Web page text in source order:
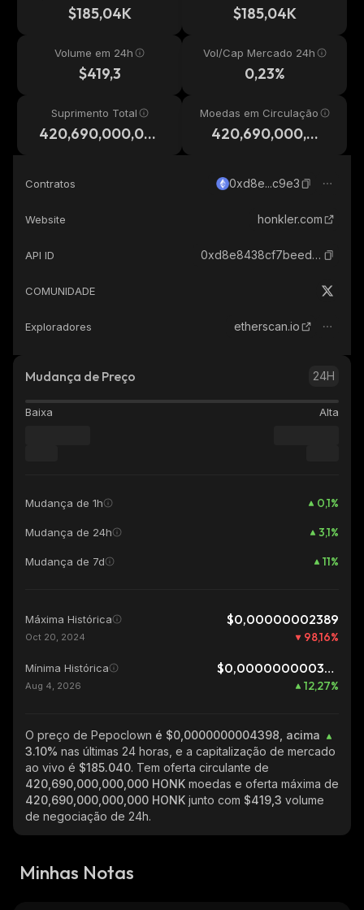
$185,04K $185,04K
Volume em 24h
$419,3
Vol/Cap Mercado 24h
0,23%
Suprimento Total
420,690,000,00
Moedas em Circulação
420,690,000,00
Contratos 0xd8e...c9e3
Website honkler.com
API ID 0xd8e8438cf7beed13cfabc82f300fb6573962c9e3_ethereum
COMUNIDADE
Exploradores etherscan.io
Mudança de Preço 24H
Baixa Alta
Mudança de 1h 0,1%
Mudança de 24h 3,1%
Mudança de 7d 11%
Máxima Histórica $0,00000002389
Oct 20, 2024 98,16%
Mínima Histórica $0,0000000003918
Aug 4, 2026 12,27%
O preço de Pepoclown é $0,0000000004398, acima
3.10% nas últimas 24 horas, e a capitalização de mercado
ao vivo é $185.040. Tem oferta circulante de
420,690,000,000,000 HONK moedas e oferta máxima de
420,690,000,000,000 HONK junto com $419,3 volume
de negociação de 24h.
Minhas Notas